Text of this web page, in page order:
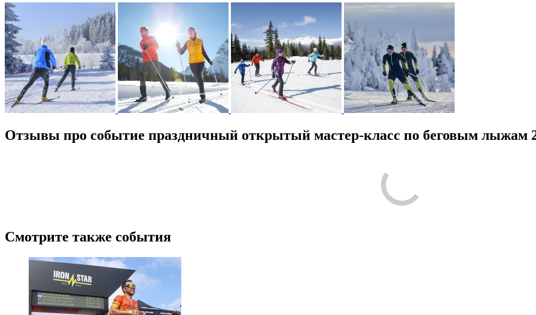
Отзывы про событие праздничный открытый мастер-класс по беговым лыжам
Гость 2023.04.14 22:35
Картинки на Лауру не похожи почему-то 😉😄
Ответить